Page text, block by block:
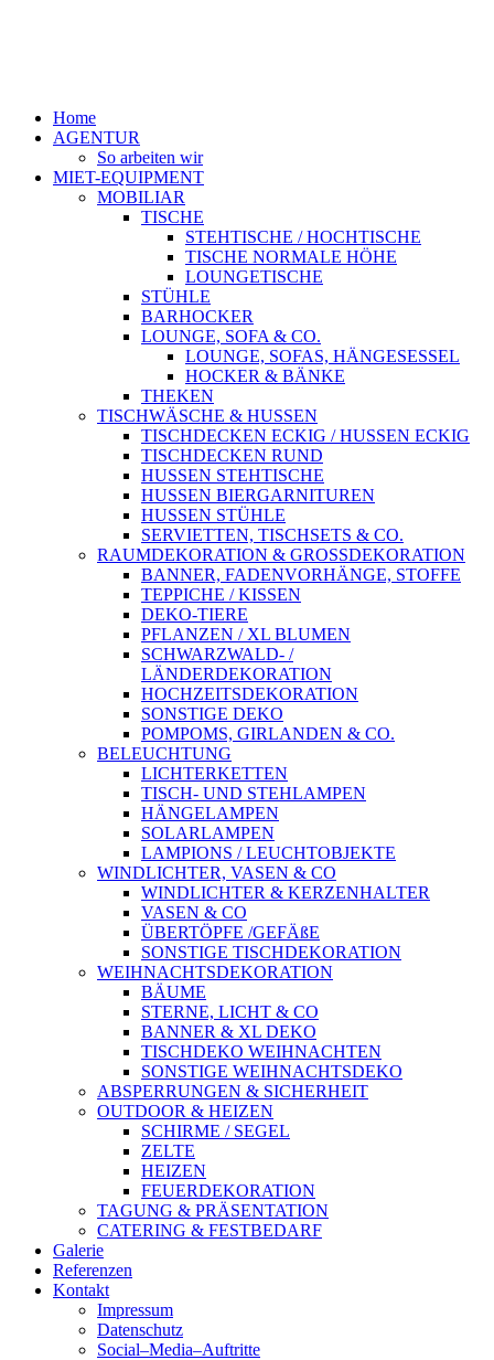
Home
AGENTUR
So arbeiten wir
MIET-EQUIPMENT
MOBILIAR
TISCHE
STEHTISCHE / HOCHTISCHE
TISCHE NORMALE HÖHE
LOUNGETISCHE
STÜHLE
BARHOCKER
LOUNGE, SOFA & CO.
LOUNGE, SOFAS, HÄNGESESSEL
HOCKER & BÄNKE
THEKEN
TISCHWÄSCHE & HUSSEN
TISCHDECKEN ECKIG / HUSSEN ECKIG
TISCHDECKEN RUND
HUSSEN STEHTISCHE
HUSSEN BIERGARNITUREN
HUSSEN STÜHLE
SERVIETTEN, TISCHSETS & CO.
RAUMDEKORATION & GROSSDEKORATION
BANNER, FADENVORHÄNGE, STOFFE
TEPPICHE / KISSEN
DEKO-TIERE
PFLANZEN / XL BLUMEN
SCHWARZWALD- /
LÄNDERDEKORATION
HOCHZEITSDEKORATION
SONSTIGE DEKO
POMPOMS, GIRLANDEN & CO.
BELEUCHTUNG
LICHTERKETTEN
TISCH- UND STEHLAMPEN
HÄNGELAMPEN
SOLARLAMPEN
LAMPIONS / LEUCHTOBJEKTE
WINDLICHTER, VASEN & CO
WINDLICHTER & KERZENHALTER
VASEN & CO
ÜBERTÖPFE /GEFÄßE
SONSTIGE TISCHDEKORATION
WEIHNACHTSDEKORATION
BÄUME
STERNE, LICHT & CO
BANNER & XL DEKO
TISCHDEKO WEIHNACHTEN
SONSTIGE WEIHNACHTSDEKO
ABSPERRUNGEN & SICHERHEIT
OUTDOOR & HEIZEN
SCHIRME / SEGEL
ZELTE
HEIZEN
FEUERDEKORATION
TAGUNG & PRÄSENTATION
CATERING & FESTBEDARF
Galerie
Referenzen
Kontakt
Impressum
Datenschutz
Social–Media–Auftritte